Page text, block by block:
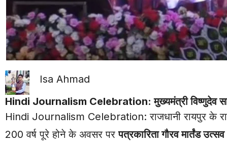
Isa Ahmad
Hindi Journalism Celebration:मुख्यमंत्री विष्णुदेव
Hindi Journalism Celebration: राजधानीरायपुर के
200 वर्ष पूरे होने के अवसर परपत्रकारिता गौरव मार्तंड उत्सव